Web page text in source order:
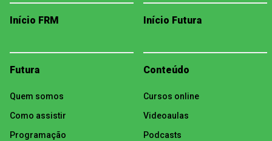
Início FRM Início Futura
Futura
Quem somos
Como assistir
Programação
Conteúdo
Cursos online
Videoaulas
Podcasts